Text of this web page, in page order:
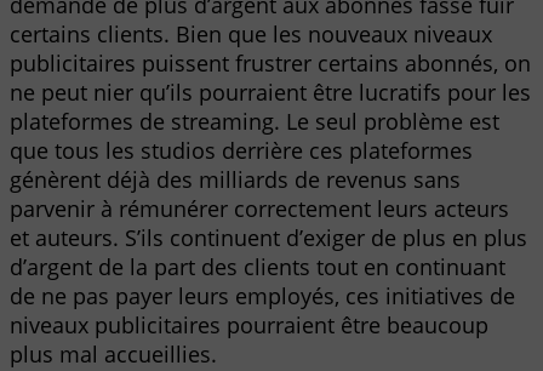
certains clients. Bien que les nouveaux niveaux
publicitaires puissent frustrer certains abonnés, on
ne peut nier qu’ils pourraient être lucratifs pour les
plateformes de streaming. Le seul problème est
que tous les studios derrière ces plateformes
génèrent déjà des milliards de revenus sans
parvenir à rémunérer correctement leurs acteurs
et auteurs. S’ils continuent d’exiger de plus en plus
d’argent de la part des clients tout en continuant
de ne pas payer leurs employés, ces initiatives de
niveaux publicitaires pourraient être beaucoup
plus mal accueillies.